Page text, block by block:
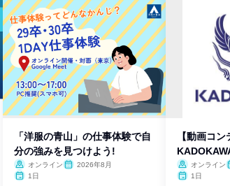
「洋服の青山」の仕事体験で自
分の強みを見つけよう!
オンライン
2026年8月
1日
【動画コン
オンライン
1日